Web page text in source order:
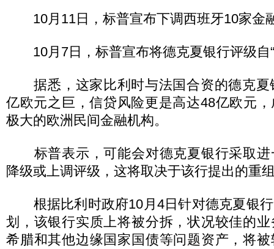
10月11日，标普宣布下调西班牙10家金
10月7日，标普宣布将德克夏银行评级自
据悉，这家比利时与法国合资的德克夏
亿欧元之巨，信贷风险更是高达48亿欧元
极大的欧洲民间金融机构。
标普表示，可能会对德克夏银行采取进
降级或上调评级，这将取决于该行提出的重
根据比利时政府10月4日针对德克夏银行
划，该银行实质上将被分拆，状况较佳的
希腊和其他边缘国家国债等问题资产，将